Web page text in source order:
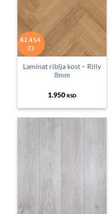
KLASA
33
Laminat riblja kost – Rilly
8mm
1.950 RSD